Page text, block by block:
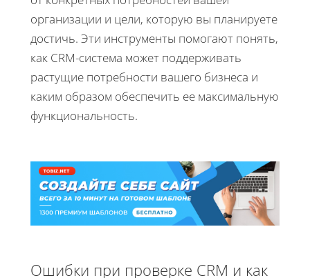
организации и цели, которую вы планируете
достичь. Эти инструменты помогают понять,
как CRM-система может поддерживать
растущие потребности вашего бизнеса и
каким образом обеспечить ее максимальную
функциональность.
Ошибки при проверке CRM и как